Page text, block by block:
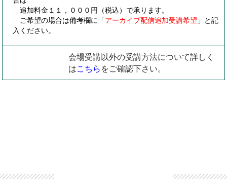
追加料金１１，０００円（税込）で承ります。
ご希望の場合は備考欄に「アーカイブ配信追加受講希望 」と記
入ください。
会場受講以外の受講方法について詳しく
はこちらをご確認下さい。